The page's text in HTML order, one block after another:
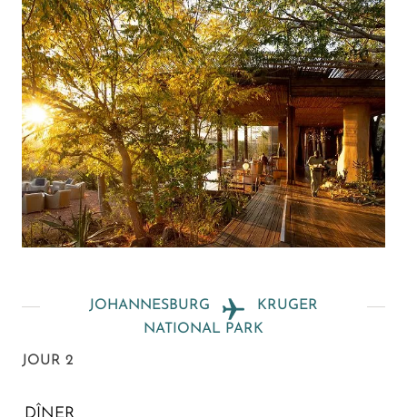
JOHANNESBURG
KRUGER
NATIONAL PARK
JOUR 2